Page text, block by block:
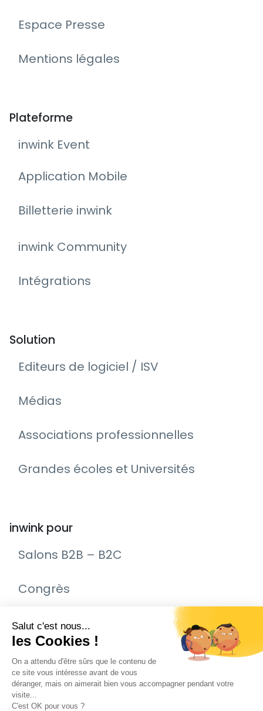
Espace Presse
Mentions légales
Plateforme
inwink Event
Application Mobile
Billetterie inwink
inwink Community
Intégrations
Solution
Editeurs de logiciel / ISV
Médias
Associations professionnelles
Grandes écoles et Universités
inwink pour
Salons B2B – B2C
Congrès
Remise de prix – Awards
Journée Portes Ouvertes (JPO)